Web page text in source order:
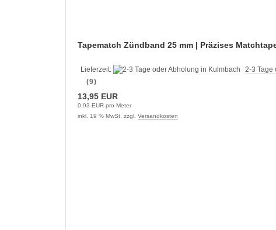
Tapematch Zündband 25 mm | Präzises
Lieferzeit:
2-3 Tage
(9)
13,95 EUR
0,93 EUR pro Meter
inkl. 19 % MwSt. zzgl. Versandkosten